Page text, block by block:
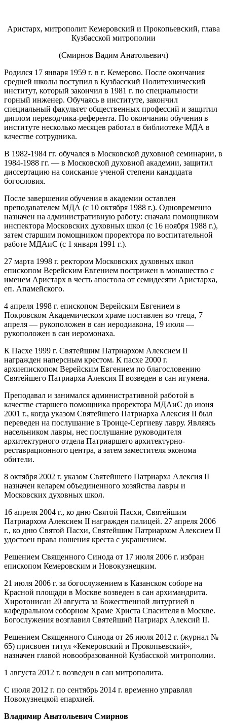
Аристарх, митрополит Кемеровский и Прокопьевский, глава
Кузбасской митрополии
(Смирнов Вадим Анатольевич)
Родился 17 января 1959 г. в г. Кемерово. После окончания
средней школы поступил в Кузбасский Политехнический
институт, который закончил в 1981 г. по специальности
горный инженер. Обучаясь в институте, закончил
специальный факультет общественных профессий и защитил
диплом переводчика-референта. По окончании обучения в
институте несколько месяцев работал в библиотеке МДА в
качестве сотрудника.
В 1982-1984 гг. обучался в Московской духовной семинарии, в
1984-1988 гг. — в Московской духовной академии, защитил
диссертацию на соискание ученой степени кандидата
богословия.
После завершения обучения в академии оставлен
преподавателем МДА (с 10 октября 1988 г.). Одновременно
назначен на административную работу: сначала помощником
инспектора Московских духовных школ (с 16 ноября 1988 г.),
затем старшим помощником проректора по воспитательной
работе МДАиС (с 1 января 1991 г.).
27 марта 1998 г. ректором Московских духовных школ
епископом Верейским Евгением пострижен в монашество с
именем Аристарх в честь апостола от семидесяти Аристарха,
еп. Апамейского.
4 апреля 1998 г. епископом Верейским Евгением в
Покровском Академическом храме поставлен во чтеца, 7
апреля — рукоположен в сан иеродиакона, 19 июля —
рукоположен в сан иеромонаха.
К Пасхе 1999 г. Святейшим Патриархом Алексием II
награжден наперсным крестом. К пасхе 2000 г.
архиепископом Верейским Евгением по благословению
Святейшего Патриарха Алексия II возведен в сан игумена.
Преподавал и занимался административной работой в
качестве старшего помощника проректора МДАиС до июня
2001 г., когда указом Святейшего Патриарха Алексия II был
переведен на послушание в Троице-Сергиеву лавру. Являясь
насельником лавры, нес послушание руководителя
архитектурного отдела Патриаршего архитектурно-
реставрационного центра, а затем заместителя эконома
обители.
8 октября 2002 г. указом Святейшего Патриарха Алексия II
назначен келарем объединенного хозяйства лавры и
Московских духовных школ.
16 апреля 2004 г., ко дню Святой Пасхи, Святейшим
Патриархом Алексием II награжден палицей. 27 апреля 2006
г., ко дню Святой Пасхи, Святейшим Патриархом Алексием II
удостоен права ношения креста с украшением.
Решением Священного Синода от 17 июля 2006 г. избран
епископом Кемеровским и Новокузнецким.
21 июля 2006 г. за богослужением в Казанском соборе на
Красной площади в Москве возведен в сан архимандрита.
Хиротонисан 20 августа за Божественной литургией в
кафедральном соборном Храме Христа Спасителя в Москве.
Богослужения возглавил Святейший Патриарх Алексий II.
Решением Священного Синода от 26 июля 2012 г. (журнал №
65) присвоен титул «Кемеровский и Прокопьевский»,
назначен главой новообразованной Кузбасской митрополии.
1 августа 2012 г. возведен в сан митрополита.
С июля 2012 г. по сентябрь 2014 г. временно управлял
Новокузнецкой епархией.
Владимир Анатольевич Смирнов